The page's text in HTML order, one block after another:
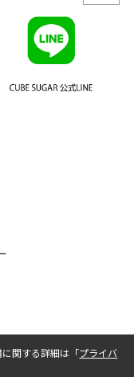
関する詳細は「プライバ